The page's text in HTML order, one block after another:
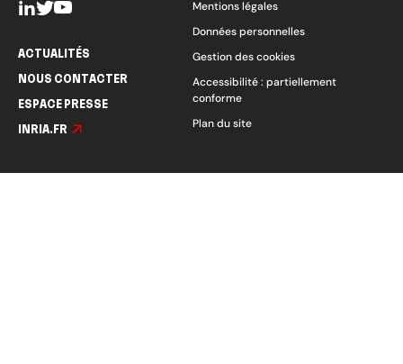
ACTUALITÉS
NOUS CONTACTER
ESPACE PRESSE
INRIA.FR
Mentions légales
Données personnelles
Gestion des cookies
Accessibilité : partiellement
conforme
Plan du site